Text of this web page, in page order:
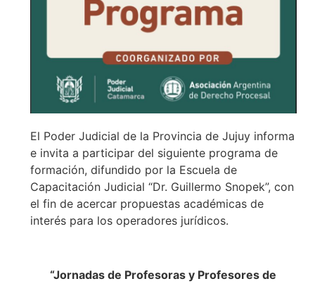
El Poder Judicial de la Provincia de Jujuy informa
e invita a participar del siguiente programa de
formación, difundido por la Escuela de
Capacitación Judicial “Dr. Guillermo Snopek”, con
el fin de acercar propuestas académicas de
interés para los operadores jurídicos.
“Jornadas de Profesoras y Profesores de